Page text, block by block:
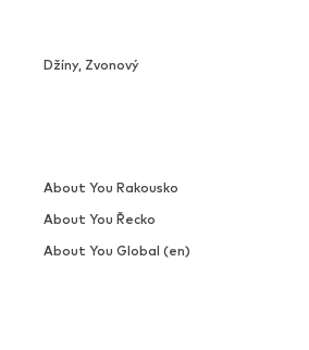
Džíny, Zvonový
About You Rakousko
About You Řecko
About You Global (en)